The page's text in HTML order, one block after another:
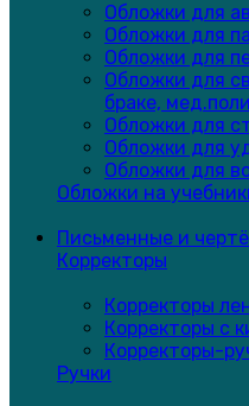
Обложки для
Обложки для
Обложки для
Обложки для
браке,
Обложки для
Обложки для
Обложки для
Обложки на
Письменные и
Корректоры
Корректоры
Корректоры с
Корректоры-
Ручки